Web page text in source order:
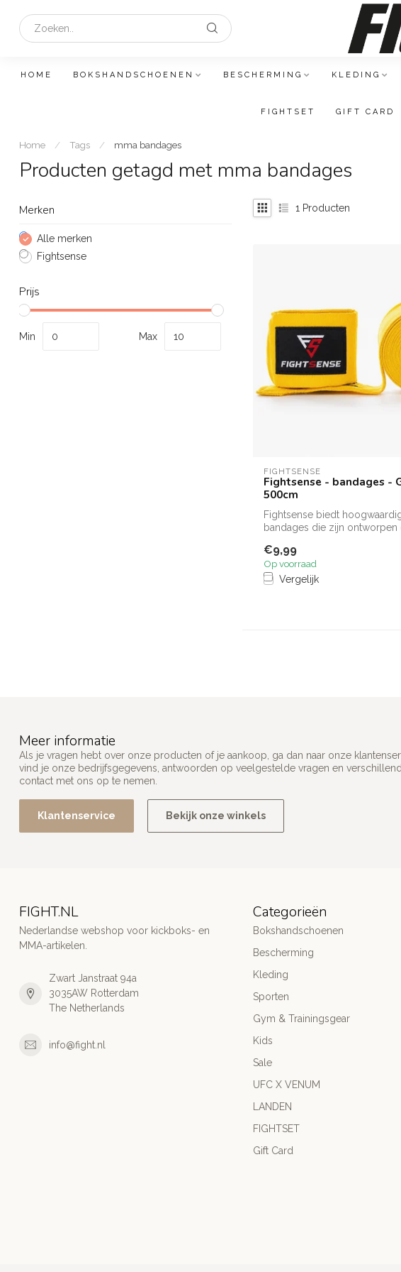
HOME BOKSHANDSCHOENEN BESCHERMING KLEDING
FIGHTSET GIFT CARD
Home / Tags / mma bandages
Producten getagd met mma bandages
Merken
Alle merken
Fightsense
Prijs
Min Max
1 Producten
FIGHTSENSE
Fightsense - bandages -
500cm
Fightsense biedt
bandages die zijn
€9,99
Op voorraad
Vergelijk
Meer informatie
Als je vragen hebt over onze producten of je aankoop, ga dan naar onze
vind je onze bedrijfsgegevens, antwoorden op veelgestelde vragen en
contact met ons op te nemen.
Klantenservice Bekijk onze winkels
FIGHT.NL
Nederlandse webshop voor kickboks- en
MMA-artikelen.
Zwart Janstraat 94a
3035AW Rotterdam
The Netherlands
info@fight.nl
Categorieën
Bokshandschoenen
Bescherming
Kleding
Sporten
Gym & Trainingsgear
Kids
Sale
UFC X VENUM
LANDEN
FIGHTSET
Gift Card